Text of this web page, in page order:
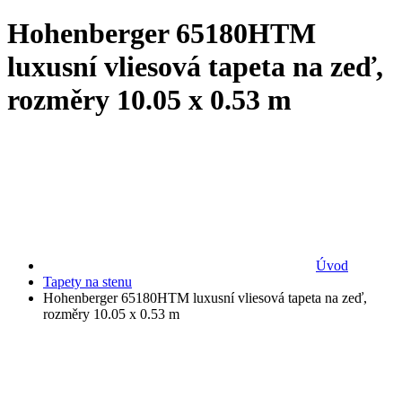
Hohenberger 65180HTM
luxusní vliesová tapeta na zeď,
rozměry 10.05 x 0.53 m
Úvod
Tapety na stenu
Hohenberger 65180HTM luxusní vliesová tapeta na zeď,
rozměry 10.05 x 0.53 m